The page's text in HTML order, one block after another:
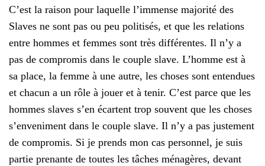
C’est la raison pour laquelle l’immense majorité des
Slaves ne sont pas ou peu politisés, et que les relations
entre hommes et femmes sont très différentes. Il n’y a
pas de compromis dans le couple slave. L’homme est à
sa place, la femme à une autre, les choses sont entendues
et chacun a un rôle à jouer et à tenir. C’est parce que les
hommes slaves s’en écartent trop souvent que les choses
s’enveniment dans le couple slave. Il n’y a pas justement
de compromis. Si je prends mon cas personnel, je suis
partie prenante de toutes les tâches ménagères, devant